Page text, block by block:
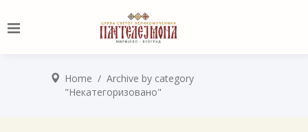
Home / Archive by category
"Некатегоризовано"